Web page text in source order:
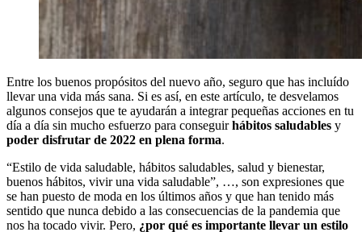
Entre los buenos propósitos del nuevo año, seguro que has incluído
llevar una vida más sana. Si es así, en este artículo, te desvelamos
algunos consejos que te ayudarán a integrar pequeñas acciones en tu
día a día sin mucho esfuerzo para conseguirhábitos saludables y
poder disfrutar de 2022 en plena forma.
“Estilo de vida saludable, hábitos saludables, salud y bienestar,
buenos hábitos, vivir una vida saludable”, …, son expresiones que
se han puesto de moda en los últimos años y que han tenido más
sentido que nunca debido a las consecuencias de la pandemia que
nos ha tocado vivir. Pero, ¿por qué es importante llevar un estilo